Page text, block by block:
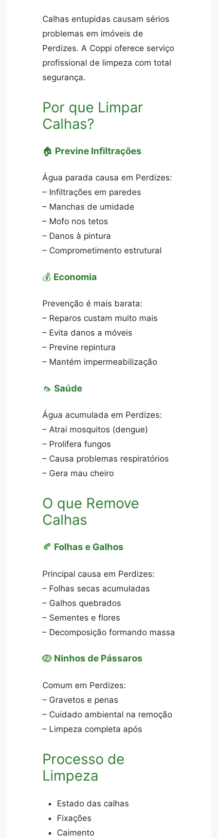
Calhas entupidas causam sérios
problemas em imóveis de
Perdizes. A Coppi oferece serviço
profissional de limpeza com total
segurança.
Por que Limpar
Calhas?
🏠 Previne Infiltrações
Água parada causa em Perdizes:
– Infiltrações em paredes
– Manchas de umidade
– Mofo nos tetos
– Danos à pintura
– Comprometimento estrutural
💰 Economia
Prevenção é mais barata:
– Reparos custam muito mais
– Evita danos a móveis
– Previne repintura
– Mantém impermeabilização
🦟 Saúde
Água acumulada em Perdizes:
– Atrai mosquitos (dengue)
– Prolifera fungos
– Causa problemas respiratórios
– Gera mau cheiro
O que Remove
Calhas
🍂 Folhas e Galhos
Principal causa em Perdizes:
– Folhas secas acumuladas
– Galhos quebrados
– Sementes e flores
– Decomposição formando massa
🪺 Ninhos de Pássaros
Comum em Perdizes:
– Gravetos e penas
– Cuidado ambiental na remoção
– Limpeza completa após
Processo de
Limpeza
Estado das calhas
Fixações
Caimento